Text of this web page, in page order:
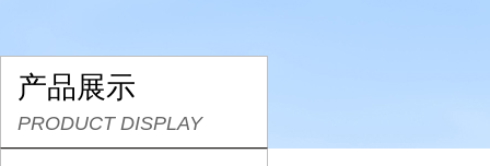
产品展示
PRODUCT DISPLAY